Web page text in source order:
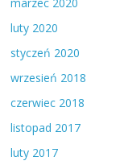
luty 2020
styczeń 2020
wrzesień 2018
czerwiec 2018
listopad 2017
luty 2017